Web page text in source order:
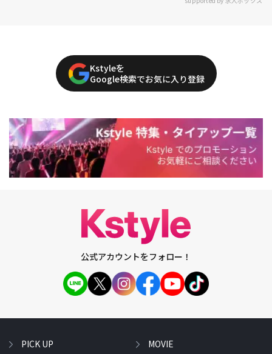
Kstyleを
Google検索でお気に入り登録
公式アカウントをフォロー！
PICK UP
MOVIE